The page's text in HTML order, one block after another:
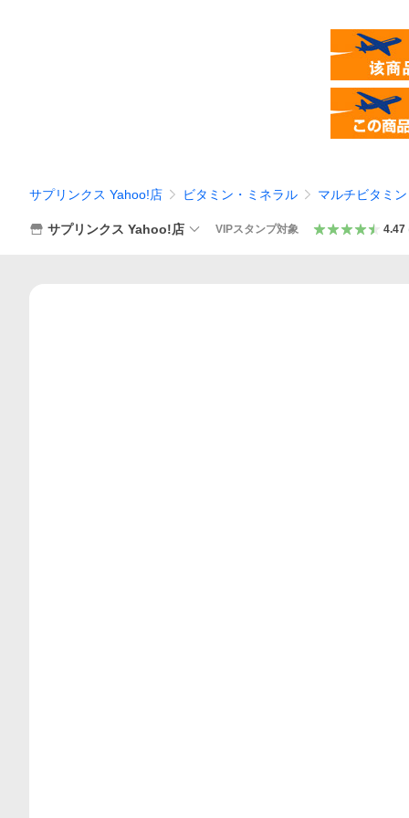
サプリンクス Yahoo!店 ビタミン・ミネラル マルチビタミン
サプリンクス Yahoo!店 VIPスタンプ対象 4.47